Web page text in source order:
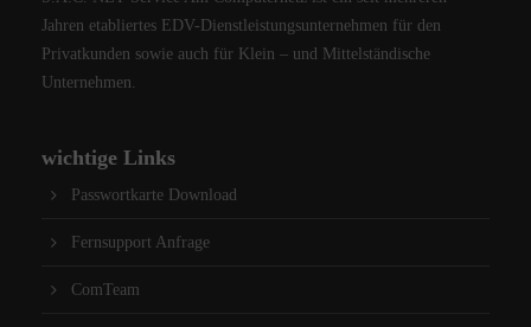
Jahren etabliertes EDV-Dienstleistungsunternehmen für den
Privatkunden sowie auch für Klein – und Mittelständische
Unternehmen.
wichtige Links
Passwortkarte Download
Fernsupport Anfrage
ComTeam